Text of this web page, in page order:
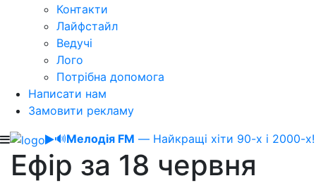
Контакти
Лайфстайл
Ведучі
Лого
Потрібна допомога
Написати нам
Замовити рекламу
🔊Мелодія FM — Найкращі хіти 90-х і 2000-х!
Ефір за 18 червня